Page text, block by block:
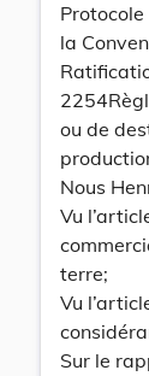
la
ou de
Nous
Vu
terre;
Vu
Sur le